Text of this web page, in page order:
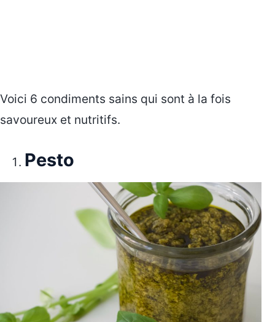
Voici 6 condiments sains qui sont à la fois
savoureux et nutritifs.
Pesto